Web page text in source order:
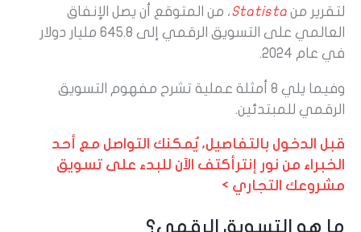
لتقرير من Statista، من المتوقع أن يصل الإنفاق
العالمي على التسويق الرقمي إلى 645.8 مليار دولار
في عام 2024.
وفيما يلي 8 أمثلة عملية تشرح مفهوم التسويق
الرقمي للمبتدئين.
قبل الدخول بالتفاصيل، يُمكنك التواصل مع أحد
الخبراء من نور إنترأكتف الآن للبدء على تسويق
مشروعك التجاري >
ما هو التسويق الرقمي؟